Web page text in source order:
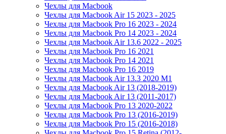
Чехлы для Macbook
Чехлы для Macbook Air 15 2023 - 2025
Чехлы для Macbook Pro 16 2023 - 2024
Чехлы для Macbook Pro 14 2023 - 2024
Чехлы для Macbook Air 13.6 2022 - 2025
Чехлы для Macbook Pro 16 2021
Чехлы для Macbook Pro 14 2021
Чехлы для Macbook Pro 16 2019
Чехлы для Macbook Air 13.3 2020 M1
Чехлы для Macbook Air 13 (2018-2019)
Чехлы для Macbook Air 13 (2011-2017)
Чехлы для Macbook Pro 13 2020-2022
Чехлы для Macbook Pro 13 (2016-2019)
Чехлы для Macbook Pro 15 (2016-2018)